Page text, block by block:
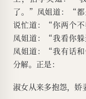
了。”凤姐道：“都
说忙道：“你两个不
凤姐道：“我看你
凤姐道：“我有话
分解。正是：
淑女从来多抱怨，娇